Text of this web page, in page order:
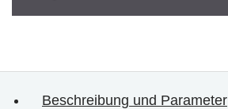
Beschreibung und Parameter